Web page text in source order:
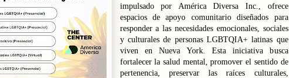
impulsado por América Diversa Inc., ofrece
espacios de apoyo comunitario diseñados para
responder a las necesidades emocionales, sociales
y culturales de personas LGBTQIA+ latinas que
viven en Nueva York. Esta iniciativa busca
fortalecer la salud mental, promover el sentido de
pertenencia, preservar las raíces culturales,